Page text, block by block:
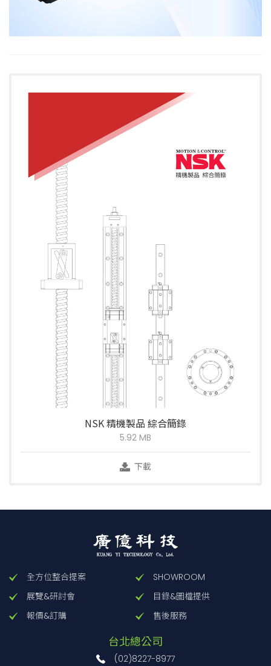
NSK 精機製品 綜合簡錄
5.92 MB
下載
全方位整合提案
SHOWROOM
展覽&研討會
目錄&圖檔提供
報價&訂購
售後服務
台北總公司
(02)8227-8977